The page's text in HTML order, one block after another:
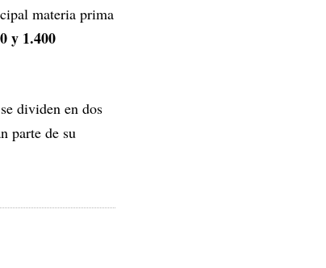
materia prima
y 1.400
dividen en dos
parte de su